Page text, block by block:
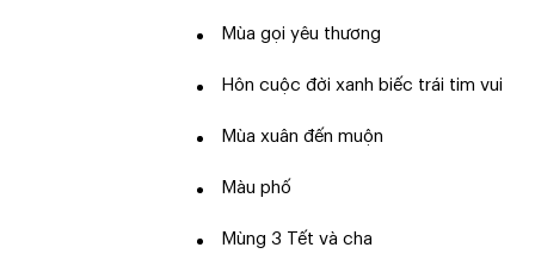
Mùa gọi yêu thương
Hôn cuộc đời xanh biếc trái tim vui
Mùa xuân đến muộn
Màu phố
Mùng 3 Tết và cha